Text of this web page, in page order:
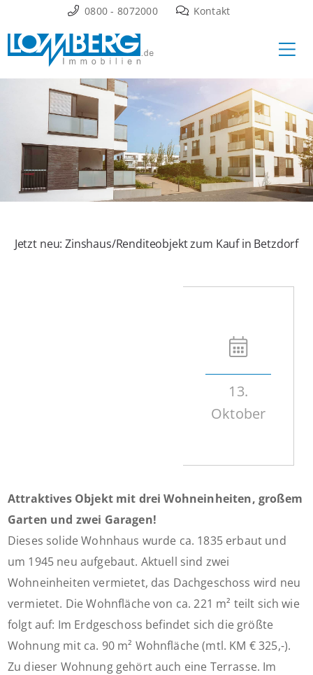
Inhalt
springen
0800 - 8072000 Kontakt
Jetzt neu: Zinshaus/Renditeobjekt zum Kauf in Betzdorf
13.
Oktober
Attraktives Objekt mit drei Wohneinheiten, großem
Garten und zwei Garagen!
Dieses solide Wohnhaus wurde ca. 1835 erbaut und
um 1945 neu aufgebaut. Aktuell sind zwei
Wohneinheiten vermietet, das Dachgeschoss wird neu
vermietet. Die Wohnfläche von ca. 221 m² teilt sich wie
folgt auf: Im Erdgeschoss befindet sich die größte
Wohnung mit ca. 90 m² Wohnfläche (mtl. KM € 325,-).
Zu dieser Wohnung gehört auch eine Terrasse. Im